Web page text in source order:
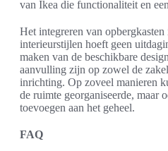
van Ikea die functionaliteit en
Het integreren van
interieurstijlen hoeft geen
maken van de beschikbare
aanvulling zijn op zowel de
inrichting. Op zoveel manieren
de ruimte georganiseerde, maar
toevoegen aan het geheel.
FAQ